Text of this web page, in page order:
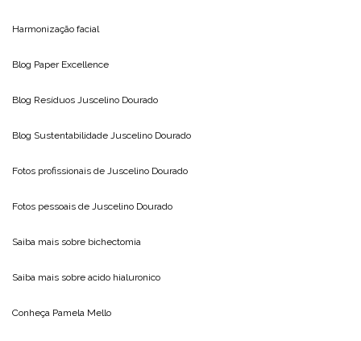
Harmonização facial
Blog Paper Excellence
Blog Resíduos Juscelino Dourado
Blog Sustentabilidade Juscelino Dourado
Fotos profissionais de Juscelino Dourado
Fotos pessoais de Juscelino Dourado
Saiba mais sobre bichectomia
Saiba mais sobre acido hialuronico
Conheça Pamela Mello